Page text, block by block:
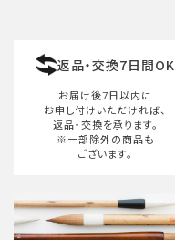
返品・交換7日間OK
お届け後7日以内に
お申し付けいただければ、
返品・交換を承ります。
※一部除外の商品も
ございます。